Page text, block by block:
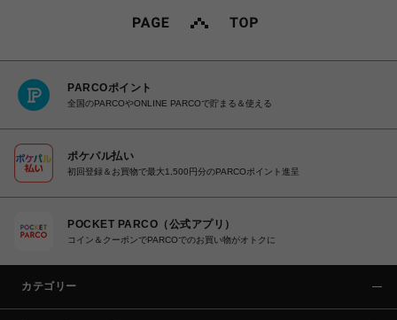
PARCOポイント
全国のPARCOやONLINE PARCOで貯まる＆使える
ポケパル払い
初回登録＆お買物で最大1,500円分のPARCOポイント進呈
POCKET PARCO（公式アプリ）
コイン＆クーポンでPARCOでのお買い物がオトクに
カテゴリー